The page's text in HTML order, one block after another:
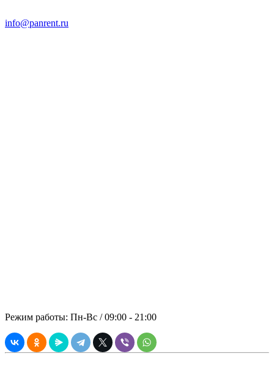
info@panrent.ru
Режим работы: Пн-Вс / 09:00 - 21:00